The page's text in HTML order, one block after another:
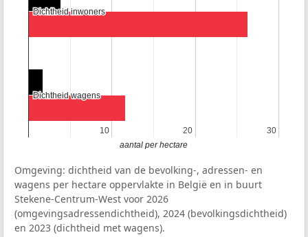
10
10 20
20 30
30
Dichtheid inwoners
Dichtheid inwoners
Dichtheid wagens
Dichtheid wagens
aantal per hectare
Omgeving: dichtheid van de bevolking-, adressen- en
wagens per hectare oppervlakte in België en in buurt
Stekene-Centrum-West voor 2026
(omgevingsadressendichtheid), 2024 (bevolkingsdichtheid)
en 2023 (dichtheid met wagens).